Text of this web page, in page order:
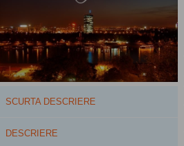
SCURTA DESCRIERE
DESCRIERE